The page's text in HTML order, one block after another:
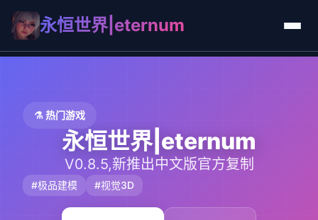
永恒世界|eternum
⚗️ 热门游戏
永恒世界|eternum
V0.8.5,新推出中文版官方复制
#极品建模 #视觉3D